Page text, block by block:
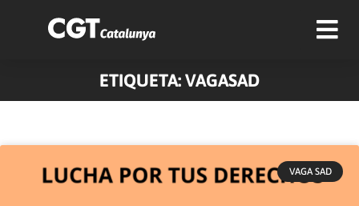
ETIQUETA: VAGASAD
VAGA SAD